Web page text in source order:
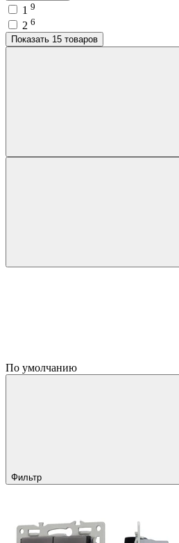
1 9
2 6
Показать 15 товаров
По умолчанию
Фильтр